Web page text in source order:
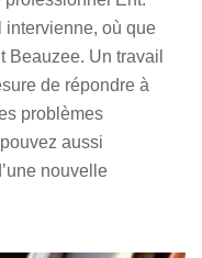
intervienne, où que
Beauzee. Un travail
de répondre à
problèmes
aussi
nouvelle